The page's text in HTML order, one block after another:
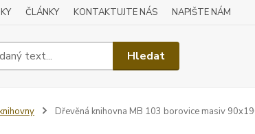
ČLÁNKY KONTAKTUJTE NÁS NAPIŠTE NÁM
Hledat
Dřevěná knihovna MB 103 borovice masiv